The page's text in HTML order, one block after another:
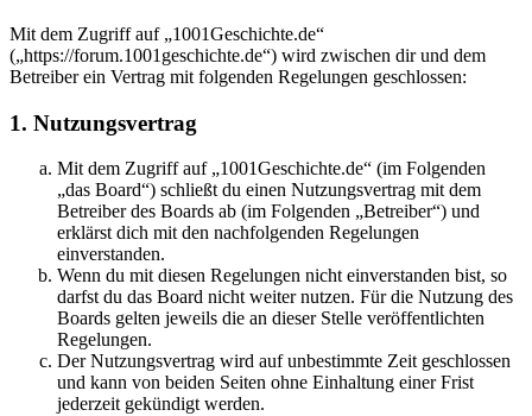
Mit dem Zugriff auf „1001Geschichte.de“
(„https://forum.1001geschichte.de“) wird zwischen dir und dem
Betreiber ein Vertrag mit folgenden Regelungen geschlossen:
1. Nutzungsvertrag
Mit dem Zugriff auf „1001Geschichte.de“ (im Folgenden
„das Board“) schließt du einen Nutzungsvertrag mit dem
Betreiber des Boards ab (im Folgenden „Betreiber“) und
erklärst dich mit den nachfolgenden Regelungen
einverstanden.
Wenn du mit diesen Regelungen nicht einverstanden bist, so
darfst du das Board nicht weiter nutzen. Für die Nutzung des
Boards gelten jeweils die an dieser Stelle veröffentlichten
Regelungen.
Der Nutzungsvertrag wird auf unbestimmte Zeit geschlossen
und kann von beiden Seiten ohne Einhaltung einer Frist
jederzeit gekündigt werden.